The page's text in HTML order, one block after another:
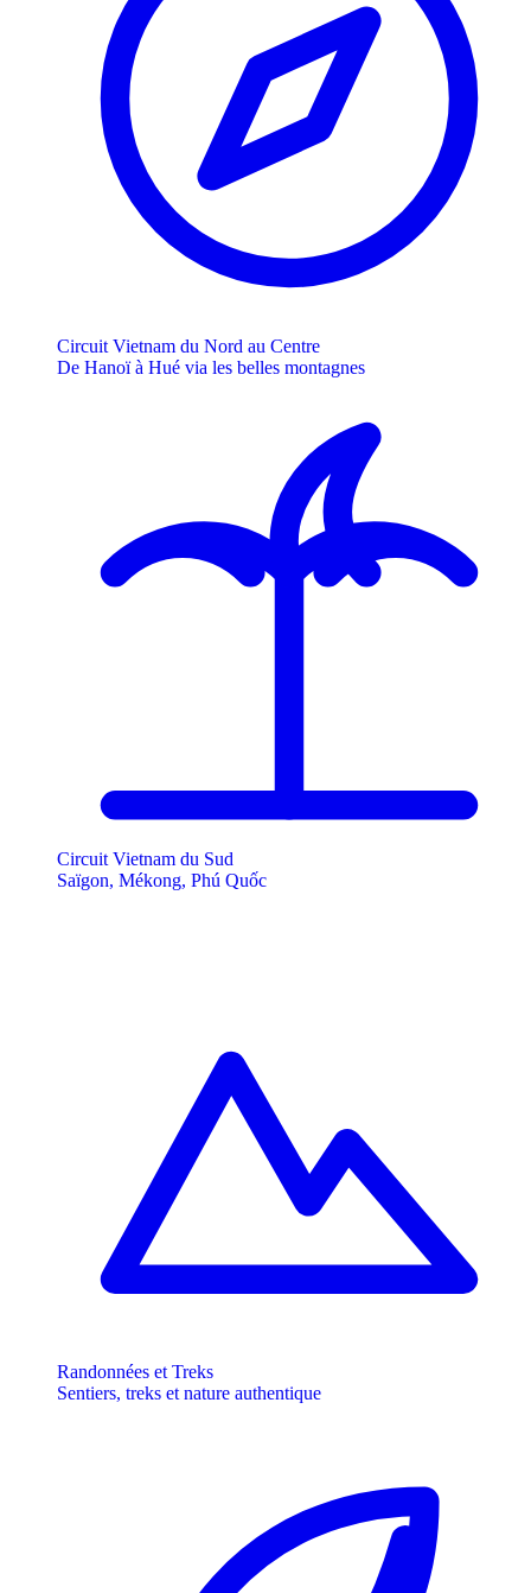
Circuit Vietnam du Nord au Centre
De Hanoï à Hué via les belles montagnes
Circuit Vietnam du Sud
Saïgon, Mékong, Phú Quốc
Randonnées et Treks
Sentiers, treks et nature authentique